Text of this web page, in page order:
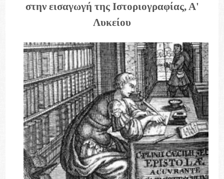
στην εισαγωγή της Ιστοριογραφίας, Α'
Λυκείου